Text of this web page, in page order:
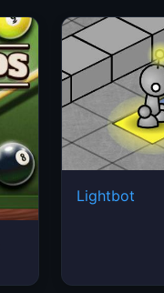
Lightbot